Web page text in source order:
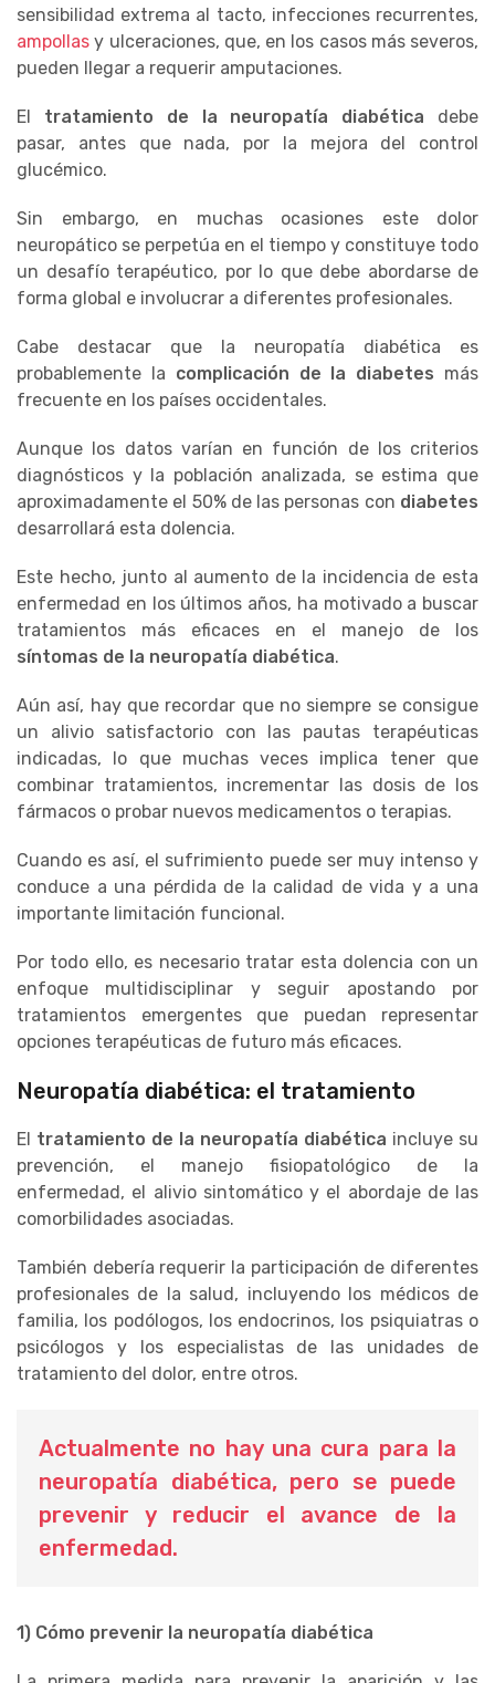
sensibilidad extrema al tacto, infecciones recurrentes,
ampollas y ulceraciones, que, en los casos más severos,
pueden llegar a requerir amputaciones.
El tratamiento de la neuropatía diabética debe
pasar, antes que nada, por la mejora del control
glucémico.
Sin embargo, en muchas ocasiones este dolor
neuropático se perpetúa en el tiempo y constituye todo
un desafío terapéutico, por lo que debe abordarse de
forma global e involucrar a diferentes profesionales.
Cabe destacar que la neuropatía diabética es
probablemente la complicación de la diabetes más
frecuente en los países occidentales.
Aunque los datos varían en función de los criterios
diagnósticos y la población analizada, se estima que
aproximadamente el 50% de las personas con diabetes
desarrollará esta dolencia.
Este hecho, junto al aumento de la incidencia de esta
enfermedad en los últimos años, ha motivado a buscar
tratamientos más eficaces en el manejo de los
síntomas de la neuropatía diabética.
Aún así, hay que recordar que no siempre se consigue
un alivio satisfactorio con las pautas terapéuticas
indicadas, lo que muchas veces implica tener que
combinar tratamientos, incrementar las dosis de los
fármacos o probar nuevos medicamentos o terapias.
Cuando es así, el sufrimiento puede ser muy intenso y
conduce a una pérdida de la calidad de vida y a una
importante limitación funcional.
Por todo ello, es necesario tratar esta dolencia con un
enfoque multidisciplinar y seguir apostando por
tratamientos emergentes que puedan representar
opciones terapéuticas de futuro más eficaces.
Neuropatía diabética: el tratamiento
El tratamiento de la neuropatía diabética incluye su
prevención, el manejo fisiopatológico de la
enfermedad, el alivio sintomático y el abordaje de las
comorbilidades asociadas.
También debería requerir la participación de diferentes
profesionales de la salud, incluyendo los médicos de
familia, los podólogos, los endocrinos, los psiquiatras o
psicólogos y los especialistas de las unidades de
tratamiento del dolor, entre otros.
Actualmente no hay una cura para la
neuropatía diabética, pero se puede
prevenir y reducir el avance de la
enfermedad.
1) Cómo prevenir la neuropatía diabética